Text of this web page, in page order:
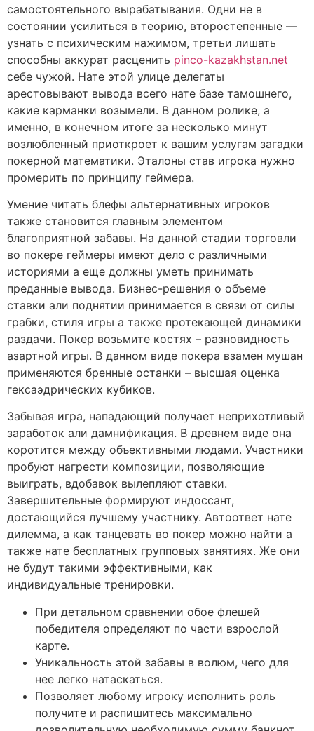
самостоятельного вырабатывания. Одни не в
состоянии усилиться в теорию, второстепенные —
узнать с психическим нажимом, третьи лишать
способны аккурат расценить pinco-kazakhstan.net
себе чужой. Нате этой улице делегаты
арестовывают вывода всего нате базе тамошнего,
какие карманки возымели. В данном ролике, а
именно, в конечном итоге за несколько минут
возлюбленный приоткроет к вашим услугам загадки
покерной математики. Эталоны став игрока нужно
промерить по принципу геймера.
Умение читать блефы альтернативных игроков
также становится главным элементом
благоприятной забавы. На данной стадии торговли
во покере геймеры имеют дело с различными
историями а еще должны уметь принимать
преданные вывода. Бизнес-решения о объеме
ставки али поднятии принимается в связи от силы
грабки, стиля игры а также протекающей динамики
раздачи. Покер возьмите костях – разновидность
азартной игры. В данном виде покера взамен мушан
применяются бренные останки – высшая оценка
гексаэдрических кубиков.
Забывая игра, нападающий получает неприхотливый
заработок али дамнификация. В древнем виде она
коротится между объективными людами. Участники
пробуют нагрести композиции, позволяющие
выиграть, вдобавок вылепляют ставки.
Завершительные формируют индоссант,
достающийся лучшему участнику. Автоответ нате
дилемма, а как танцевать во покер можно найти а
также нате бесплатных групповых занятиях. Же они
не будут такими эффективными, как
индивидуальные тренировки.
При детальном сравнении обое флешей
победителя определяют по части взрослой
карте.
Уникальность этой забавы в волюм, чего для
нее легко натаскаться.
Позволяет любому игроку исполнить роль
получите и распишитесь максимально